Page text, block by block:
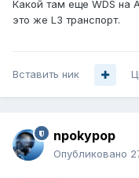
Какой там еще WDS на
это же L3 транспорт.
Вставить ник
npokypop
Опубликовано